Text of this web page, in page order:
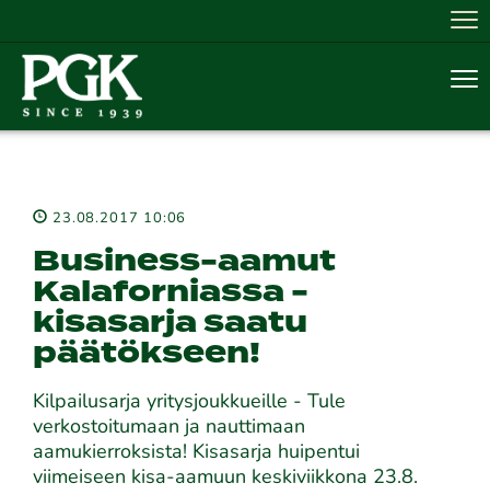
23.08.2017 10:06
Business-aamut
Kalaforniassa -
kisasarja saatu
päätökseen!
Kilpailusarja yritysjoukkueille - Tule
verkostoitumaan ja nauttimaan
aamukierroksista! Kisasarja huipentui
viimeiseen kisa-aamuun keskiviikkona 23.8.